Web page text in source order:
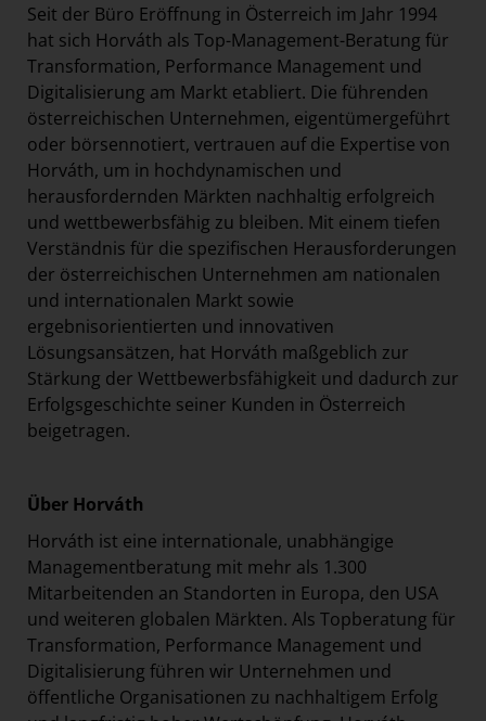
Seit der Büro Eröffnung in Österreich im Jahr 1994
hat sich Horváth als Top-Management-Beratung für
Transformation, Performance Management und
Digitalisierung am Markt etabliert. Die führenden
österreichischen Unternehmen, eigentümergeführt
oder börsennotiert, vertrauen auf die Expertise von
Horváth, um in hochdynamischen und
herausfordernden Märkten nachhaltig erfolgreich
und wettbewerbsfähig zu bleiben. Mit einem tiefen
Verständnis für die spezifischen Herausforderungen
der österreichischen Unternehmen am nationalen
und internationalen Markt sowie
ergebnisorientierten und innovativen
Lösungsansätzen, hat Horváth maßgeblich zur
Stärkung der Wettbewerbsfähigkeit und dadurch zur
Erfolgsgeschichte seiner Kunden in Österreich
beigetragen.
Über Horváth
Horváth ist eine internationale, unabhängige
Managementberatung mit mehr als 1.300
Mitarbeitenden an Standorten in Europa, den USA
und weiteren globalen Märkten. Als Topberatung für
Transformation, Performance Management und
Digitalisierung führen wir Unternehmen und
öffentliche Organisationen zu nachhaltigem Erfolg